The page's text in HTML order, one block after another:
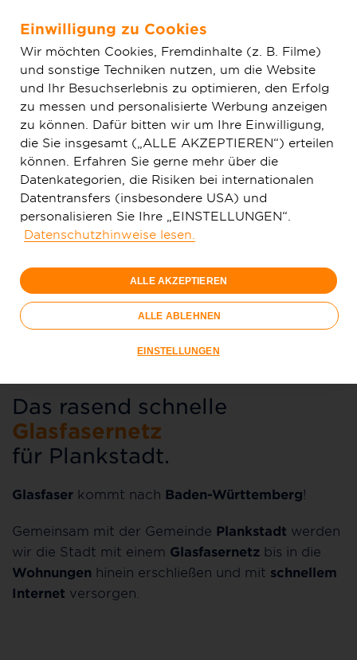
Zum Hauptinhalt springen
Glasfaser & Ausbau Ausbaugebiete
Württemberg
Plankstadt
150 Mbit/s
29,99
€/Monat
Nur bis 15.09.
Jetzt bestellen
1 Gbit/s
49,99
€/Monat
Nur bis 15.09.
Jetzt bestellen
Glasfaser-
Das rasend schnelle
Glasfasernetz
für Plankstadt.
Glasfaser kommt nach Baden-Württemberg!
Gemeinsam mit der Gemeinde Plankstadt werden
wir die Stadt mit einem Glasfasernetz bis in die
Wohnungen hinein erschließen und mit schnellem
Internet versorgen.
Einwilligung zu Cookies
Wir möchten Cookies, Fremdinhalte (z. B. Filme)
und sonstige Techniken nutzen, um die Website
und Ihr Besuchserlebnis zu optimieren, den Erfolg
zu messen und personalisierte Werbung anzeigen
zu können. Dafür bitten wir um Ihre Einwilligung,
die Sie insgesamt („ALLE AKZEPTIEREN“) erteilen
können. Erfahren Sie gerne mehr über die
Datenkategorien, die Risiken bei internationalen
Datentransfers (insbesondere USA) und
personalisieren Sie Ihre „EINSTELLUNGEN“.
Datenschutzhinweise lesen.
ALLE AKZEPTIEREN
ALLE ABLEHNEN
EINSTELLUNGEN